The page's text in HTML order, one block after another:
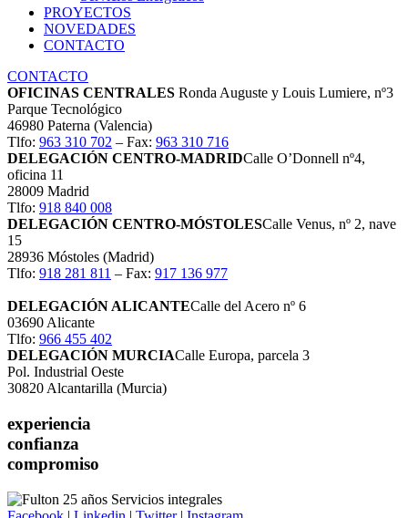
PROYECTOS
NOVEDADES
CONTACTO
CONTACTO
OFICINAS CENTRALES Ronda Auguste y Louis Lumiere, nº3
Parque Tecnológico
46980 Paterna (Valencia)
Tlfo: 963 310 702 – Fax: 963 310 716
DELEGACIÓN CENTRO-MADRIDCalle O’Donnell nº4,
oficina 11
28009 Madrid
Tlfo: 918 840 008
DELEGACIÓN CENTRO-MÓSTOLESCalle Venus, nº 2, nave
15
28936 Móstoles (Madrid)
Tlfo: 918 281 811 – Fax: 917 136 977
DELEGACIÓN ALICANTECalle del Acero nº 6
03690 Alicante
Tlfo: 966 455 402
DELEGACIÓN MURCIACalle Europa, parcela 3
Pol. Industrial Oeste
30820 Alcantarilla (Murcia)
experiencia
confianza
compromiso